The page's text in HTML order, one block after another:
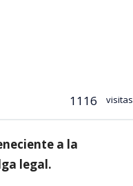
1116 visitas
a la
legal.